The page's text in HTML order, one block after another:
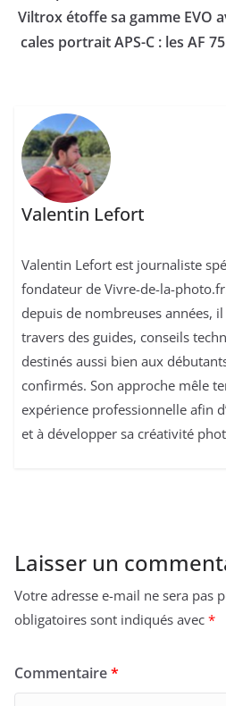
Viltrox étoffe sa gamme EVO
cales portrait APS-C : les AF
Valentin Lefort
Valentin Lefort est journaliste
fondateur de Vivre-de-la-
depuis de nombreuses années,
travers des guides, conseils
destinés aussi bien aux
confirmés. Son approche mêle
expérience professionnelle afin
et à développer sa créativité
Laisser un
Votre adresse e-mail ne sera pas
obligatoires sont indiqués avec *
Commentaire*